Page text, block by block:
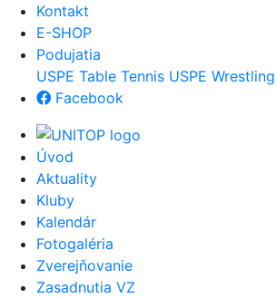
Kontakt
E-SHOP
Podujatia
USPE Table Tennis USPE Wrestling
Facebook
Úvod
Aktuality
Kluby
Kalendár
Fotogaléria
Zverejňovanie
Zasadnutia VZ